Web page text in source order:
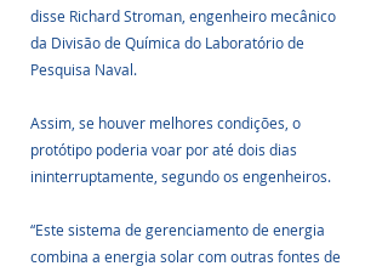
disse Richard Stroman, engenheiro mecânico
da Divisão de Química do Laboratório de
Pesquisa Naval.
Assim, se houver melhores condições, o
protótipo poderia voar por até dois dias
ininterruptamente, segundo os engenheiros.
“Este sistema de gerenciamento de energia
combina a energia solar com outras fontes de